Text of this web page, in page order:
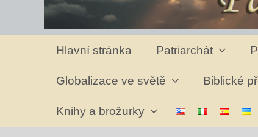
Hlavní stránka Patriarchát
Globalizace ve světě Biblické
Knihy a brožurky